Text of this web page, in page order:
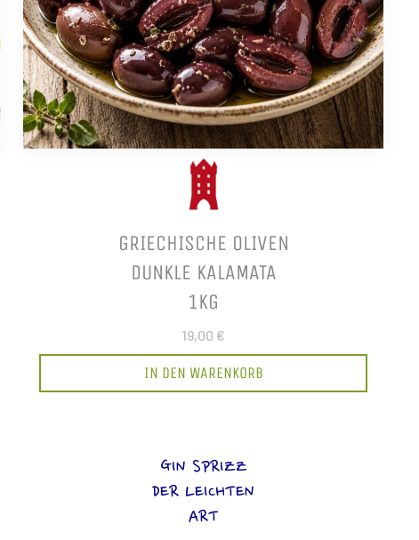
GRIECHISCHE OLIVEN
DUNKLE KALAMATA
1KG
19,00 €
IN DEN WARENKORB
GIN SPRIZZ
DER LEICHTEN
ART